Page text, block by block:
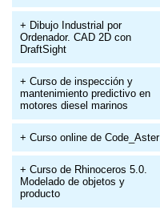
+ Dibujo Industrial por
Ordenador. CAD 2D con
DraftSight
+ Curso de inspección y
mantenimiento predictivo en
motores diesel marinos
+ Curso online de Code_Aster
+ Curso de Rhinoceros 5.0.
Modelado de objetos y
producto